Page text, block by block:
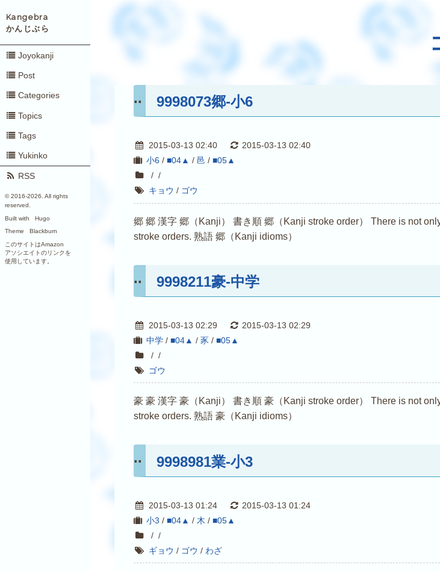
Kangebra
かんじぶら
Joyokanji
Post
Categories
Topics
Tags
Yukinko
RSS
© 2016-2026. All rights
reserved.
Built with
Hugo
Theme
Blackburn
このサイトはAmazon
アソシエイトのリンクを
使用しています。
9998073郷-小6
2015-03-13 02:40
2015-03-13 02:40
小6 / ■04▲ / 邑 / ■05▲
/ /
キョウ / ゴウ
郷 郷 漢字 郷（Kanji） 書き順 郷（Kanji stroke order） There is not
stroke orders. 熟語 郷（Kanji idioms）
9998211豪-中学
2015-03-13 02:29
2015-03-13 02:29
中学/ ■04▲ / 豕 / ■05▲
/ /
ゴウ
豪 豪 漢字 豪（Kanji） 書き順 豪（Kanji stroke order） There is not
stroke orders. 熟語 豪（Kanji idioms）
9998981業-小3
2015-03-13 01:24
2015-03-13 01:24
小3 / ■04▲ / 木 / ■05▲
/ /
ギョウ / ゴウ / わざ